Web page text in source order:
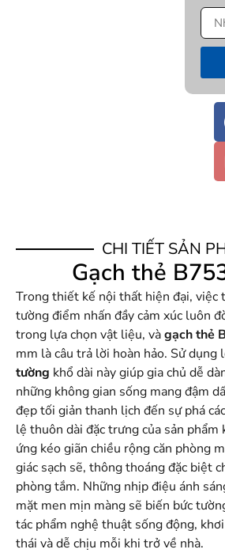
CHI TIẾT SẢN
Gạch thẻ
Trong thiết kế nội thất hiện đại, việc
tường điểm nhấn đầy cảm xúc luôn
trong lựa chọn vật liệu, vàgạch thẻ
mm là câu trả lời hoàn hảo. Sử dụng
tường khổ dài này giúp gia chủ dễ
những không gian sống mang đậm
đẹp tối giản thanh lịch đến sự phá
lệ thuôn dài đặc trưng của sản phẩm
ứng kéo giãn chiều rộng căn phòng
giác sạch sẽ, thông thoáng đặc biệt
phòng tắm. Những nhịp điệu ánh
mặt men mịn màng sẽ biến bức
tác phẩm nghệ thuật sống động,
thái và dễ chịu mỗi khi trở về nhà.